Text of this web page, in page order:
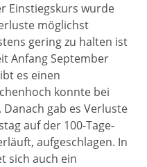
Einstiegskurs wurde
möglichst
gering zu halten ist
Anfang September
es einen
konnte bei
gab es Verluste
auf der 100-Tage-
aufgeschlagen. In
sich auch ein